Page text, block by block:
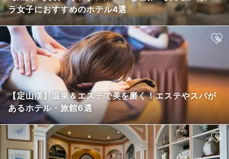
ラ女子におすすめのホテル4選
【定山渓】温泉＆エステで美を磨く！エステやスパが
あるホテル・旅館6選